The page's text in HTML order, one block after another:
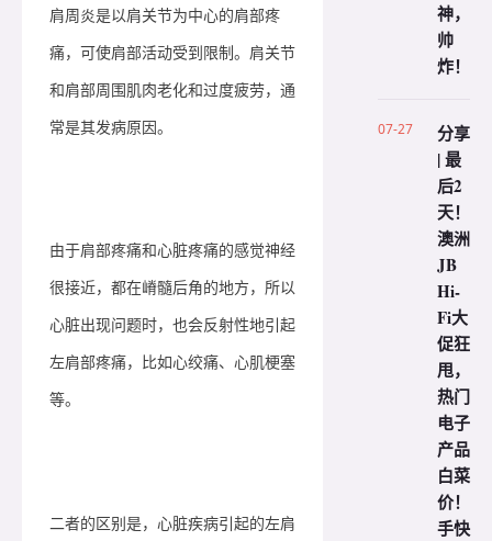
肩周炎是以肩关节为中心的肩部疼
痛，可使肩部活动受到限制。肩关节
和肩部周围肌肉老化和过度疲劳，通
常是其发病原因。
由于肩部疼痛和心脏疼痛的感觉神经
很接近，都在嵴髓后角的地方，所以
心脏出现问题时，也会反射性地引起
左肩部疼痛，比如心绞痛、心肌梗塞
等。
二者的区别是，心脏疾病引起的左肩
神，
帅
炸！
07-27
分享
| 最
后2
天！
澳洲
JB
Hi-
Fi大
促狂
甩，
热门
电子
产品
白菜
价！
手快